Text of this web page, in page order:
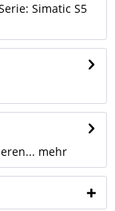
Simatic S5
mehr